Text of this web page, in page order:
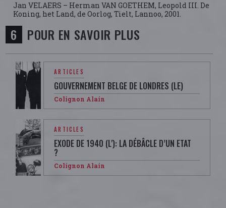
Jan VELAERS – Herman VAN GOETHEM, Leopold III. De
Koning, het Land, de Oorlog, Tielt, Lannoo, 2001.
POUR EN SAVOIR PLUS
ARTICLES
GOUVERNEMENT BELGE DE LONDRES (LE)
Colignon Alain
ARTICLES
EXODE DE 1940 (L'): LA DÉBÂCLE D’UN ETAT
?
Colignon Alain